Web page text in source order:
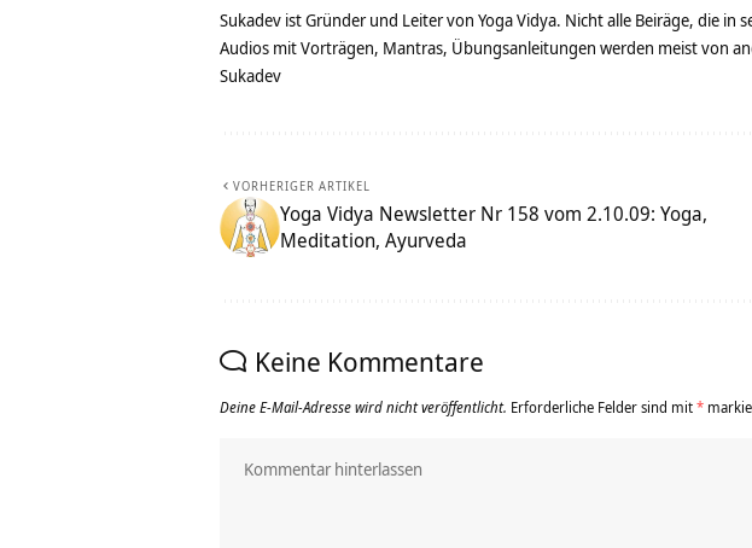
Sukadev ist Gründer und Leiter von Yoga Vidya. Nicht alle Beiräge, die
Audios mit Vorträgen, Mantras, Übungsanleitungen werden meist von
Sukadev
VORHERIGER ARTIKEL
Yoga Vidya Newsletter Nr 158 vom 2.10.09: Yoga,
Meditation, Ayurveda
Keine Kommentare
Deine E-Mail-Adresse wird nicht veröffentlicht. Erforderliche Felder sind mit*